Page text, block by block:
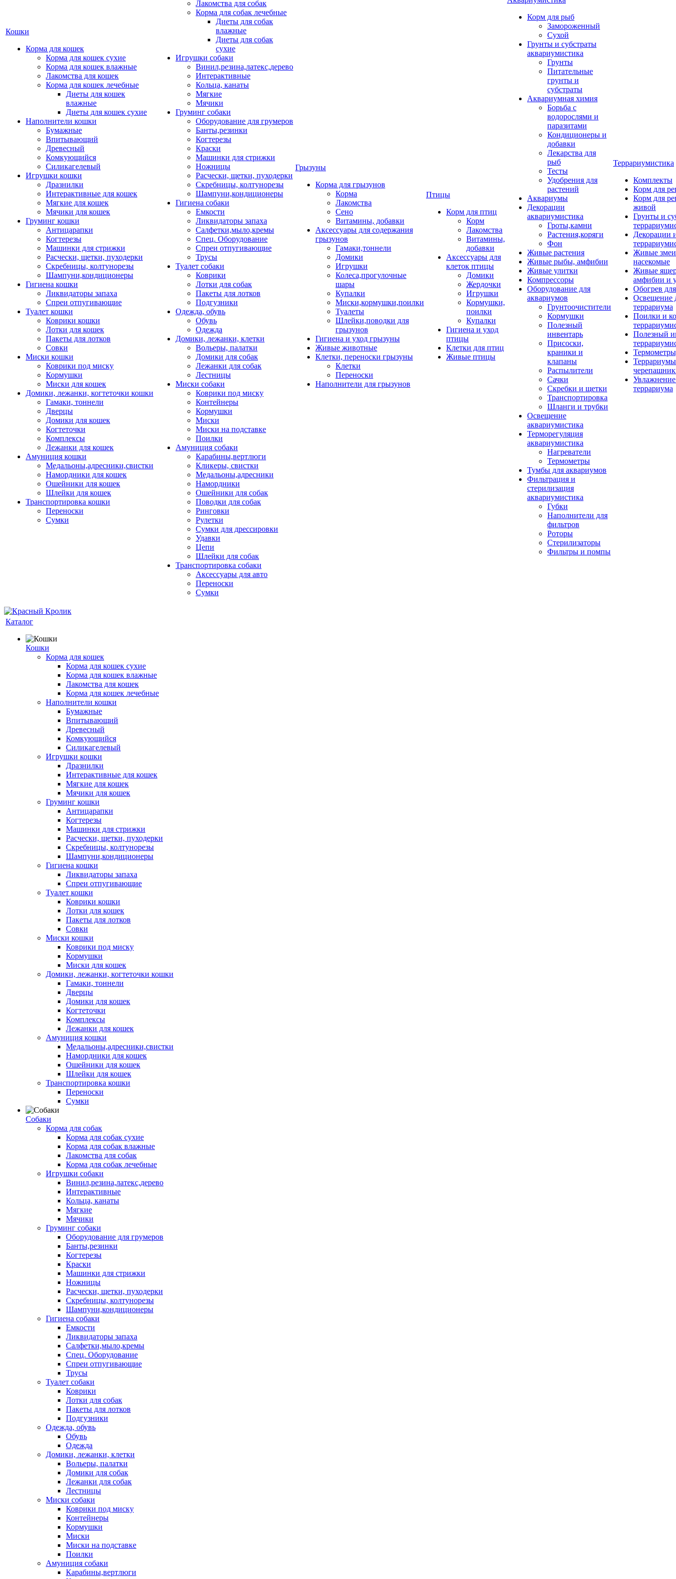
Кошки
Корма для кошек
Корма для кошек сухие
Корма для кошек влажные
Лакомства для кошек
Корма для кошек лечебные
Диеты для кошек
влажные
Диеты для кошек сухие
Наполнители кошки
Бумажные
Впитывающий
Древесный
Комкующийся
Силикагелевый
Игрушки кошки
Дразнилки
Интерактивные для кошек
Мягкие для кошек
Мячики для кошек
Груминг кошки
Антицарапки
Когтерезы
Машинки для стрижки
Расчески, щетки, пуходерки
Скребницы, колтунорезы
Шампуни,кондиционеры
Гигиена кошки
Ликвидаторы запаха
Спреи отпугивающие
Туалет кошки
Коврики кошки
Лотки для кошек
Пакеты для лотков
Совки
Миски кошки
Коврики под миску
Кормушки
Миски для кошек
Домики, лежанки, когтеточки кошки
Гамаки, тоннели
Дверцы
Домики для кошек
Когтеточки
Комплексы
Лежанки для кошек
Амуниция кошки
Медальоны,адресники,свистки
Намордники для кошек
Ошейники для кошек
Шлейки для кошек
Транспортировка кошки
Переноски
Сумки
Лакомства для собак
Корма для собак лечебные
Диеты для собак
влажные
Диеты для собак
сухие
Игрушки собаки
Винил,резина,латекс,дерево
Интерактивные
Кольца, канаты
Мягкие
Мячики
Груминг собаки
Оборудование для грумеров
Банты,резинки
Когтерезы
Краски
Машинки для стрижки
Ножницы
Расчески, щетки, пуходерки
Скребницы, колтунорезы
Шампуни,кондиционеры
Гигиена собаки
Емкости
Ликвидаторы запаха
Салфетки,мыло,кремы
Спец. Оборудование
Спреи отпугивающие
Трусы
Туалет собаки
Коврики
Лотки для собак
Пакеты для лотков
Подгузники
Одежда, обувь
Обувь
Одежда
Домики, лежанки, клетки
Вольеры, палатки
Домики для собак
Лежанки для собак
Лестницы
Миски собаки
Коврики под миску
Контейнеры
Кормушки
Миски
Миски на подставке
Поилки
Амуниция собаки
Карабины,вертлюги
Кликеры, свистки
Медальоны,адресники
Намордники
Ошейники для собак
Поводки для собак
Ринговки
Рулетки
Сумки для дрессировки
Удавки
Цепи
Шлейки для собак
Транспортировка собаки
Аксессуары для авто
Переноски
Сумки
Грызуны
Корма для грызунов
Корма
Лакомства
Сено
Витамины, добавки
Аксессуары для содержания
грызунов
Гамаки,тоннели
Домики
Игрушки
Колеса,прогулочные
шары
Купалки
Миски,кормушки,поилки
Туалеты
Шлейки,поводки для
грызунов
Гигиена и уход грызуны
Живые животные
Клетки, переноски грызуны
Клетки
Переноски
Наполнители для грызунов
Птицы
Корм для птиц
Корм
Лакомства
Витамины,
добавки
Аксессуары для
клеток птицы
Домики
Жердочки
Игрушки
Кормушки,
поилки
Купалки
Гигиена и уход
птицы
Клетки для птиц
Живые птицы
Корм для рыб
Замороженный
Сухой
Грунты и субстраты
аквариумистика
Грунты
Питательные
грунты и
субстраты
Аквариумная химия
Борьба с
водорослями и
паразитами
Кондиционеры и
добавки
Лекарства для
рыб
Тесты
Удобрения для
растений
Аквариумы
Декорации
аквариумистика
Гроты,камни
Растения,коряги
Фон
Живые растения
Живые рыбы, амфибии
Живые улитки
Компрессоры
Оборудование для
аквариумов
Грунтоочистители
Кормушки
Полезный
инвентарь
Присоски,
краники и
клапаны
Распылители
Сачки
Скребки и щетки
Транспортировка
Шланги и трубки
Освещение
аквариумистика
Терморегуляция
аквариумистика
Нагреватели
Термометры
Тумбы для аквариумов
Фильтрация и
стерилизация
аквариумистика
Губки
Наполнители для
фильтров
Роторы
Стерилизаторы
Фильтры и помпы
Террариумистика
Комплекты
Корм для
Корм для
живой
Грунты и
Декорации
Живые
насекомые
Живые
амфибии и
Обогрев
Освещение
террариума
Поилки и
Полезный
террариума
Каталог
Кошки
Корма для кошек
Корма для кошек сухие
Корма для кошек влажные
Лакомства для кошек
Корма для кошек лечебные
Наполнители кошки
Бумажные
Впитывающий
Древесный
Комкующийся
Силикагелевый
Игрушки кошки
Дразнилки
Интерактивные для кошек
Мягкие для кошек
Мячики для кошек
Груминг кошки
Антицарапки
Когтерезы
Машинки для стрижки
Расчески, щетки, пуходерки
Скребницы, колтунорезы
Шампуни,кондиционеры
Гигиена кошки
Ликвидаторы запаха
Спреи отпугивающие
Туалет кошки
Коврики кошки
Лотки для кошек
Пакеты для лотков
Совки
Миски кошки
Коврики под миску
Кормушки
Миски для кошек
Домики, лежанки, когтеточки кошки
Гамаки, тоннели
Дверцы
Домики для кошек
Когтеточки
Комплексы
Лежанки для кошек
Амуниция кошки
Медальоны,адресники,свистки
Намордники для кошек
Ошейники для кошек
Шлейки для кошек
Транспортировка кошки
Переноски
Сумки
Собаки
Корма для собак
Корма для собак сухие
Корма для собак влажные
Лакомства для собак
Корма для собак лечебные
Игрушки собаки
Винил,резина,латекс,дерево
Интерактивные
Кольца, канаты
Мягкие
Мячики
Груминг собаки
Оборудование для грумеров
Банты,резинки
Когтерезы
Краски
Машинки для стрижки
Ножницы
Расчески, щетки, пуходерки
Скребницы, колтунорезы
Шампуни,кондиционеры
Гигиена собаки
Емкости
Ликвидаторы запаха
Салфетки,мыло,кремы
Спец. Оборудование
Спреи отпугивающие
Трусы
Туалет собаки
Коврики
Лотки для собак
Пакеты для лотков
Подгузники
Одежда, обувь
Обувь
Одежда
Домики, лежанки, клетки
Вольеры, палатки
Домики для собак
Лежанки для собак
Лестницы
Миски собаки
Коврики под миску
Контейнеры
Кормушки
Миски
Миски на подставке
Поилки
Амуниция собаки
Карабины,вертлюги